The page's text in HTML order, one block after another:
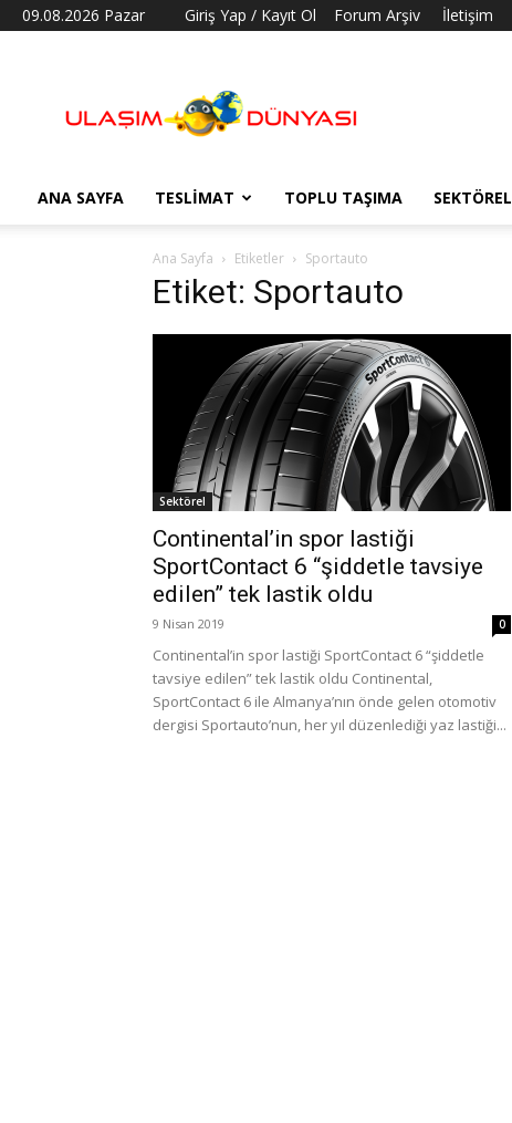
09.08.2026 Pazar Giriş Yap / Kayıt Ol Forum Arşiv İletişim
Dünyası
ANA SAYFA TESLIMAT TOPLU TAŞIMA SEKTÖREL
Ana Sayfa Etiketler Sportauto
Etiket: Sportauto
Sektörel
Continental’in spor lastiği
SportContact 6 “şiddetle tavsiye
edilen” tek lastik oldu
9 Nisan 2019 0
Continental’in spor lastiği SportContact 6 “şiddetle
tavsiye edilen” tek lastik oldu Continental,
SportContact 6 ile Almanya’nın önde gelen otomotiv
dergisi Sportauto’nun, her yıl düzenlediği yaz lastiği...